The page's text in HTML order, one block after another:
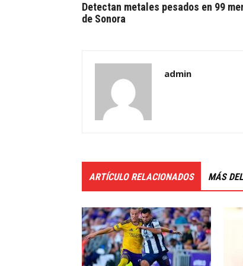
Detectan metales pesados en 99
de Sonora
admin
ARTÍCULO RELACIONADOS MÁS